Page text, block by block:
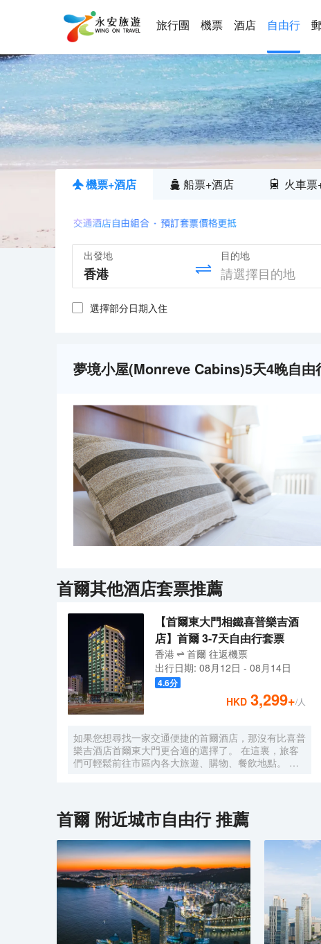
旅行團 機票 酒店 自由行
機票+酒店 船票+酒店 火車票
出發地 目的地
選擇部分日期入住
夢境小屋(Monreve Cabins)5天4晚自由
首爾其他酒店套票推薦
【首爾東大門相鐵喜普樂吉酒
店】首爾 3-7天自由行套票
香港 首爾 往返機票
出行日期: 08月12日 - 08月14日
4.6分
HKD 3,299+/人
如果您想尋找一家交通便捷的首爾酒店，那沒有比喜普
樂吉酒店首爾東大門更合適的選擇了。 在這裏，旅客
們可輕鬆前往市區內各大旅遊、購物、餐飲地點。 紙
色服務有無線網絡, 洗衣服務/乾洗, 會議設施, 保險箱,
接送服務。 喜普樂吉酒店首爾東大門有裝修精美的客
房，每間都配有液晶電視/等離子電視, 空調, 冰箱, 無線
上網（免費）。 酒店內的健身中心是忙碌的一天後放
鬆身心的理想去處。 想在首爾尋找舒適又便捷的酒
店，就一定要考慮喜普樂吉酒店首爾東大門，能帶給您
賓至如歸的感覺。
首爾 附近城市自由行 推薦